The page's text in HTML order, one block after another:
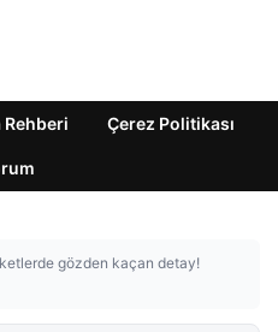
Rehberi Çerez Politikası
gözden kaçan detay!